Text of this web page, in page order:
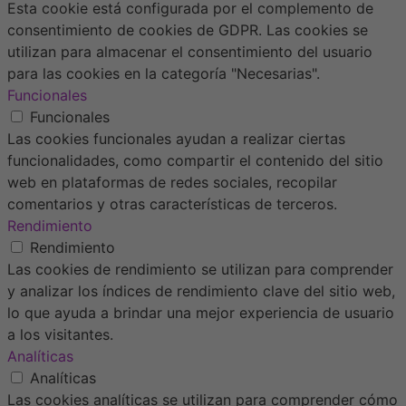
Esta cookie está configurada por el complemento de
consentimiento de cookies de GDPR. Las cookies se
utilizan para almacenar el consentimiento del usuario
para las cookies en la categoría "Necesarias".
Funcionales
Funcionales
Las cookies funcionales ayudan a realizar ciertas
funcionalidades, como compartir el contenido del sitio
web en plataformas de redes sociales, recopilar
comentarios y otras características de terceros.
Rendimiento
Rendimiento
Las cookies de rendimiento se utilizan para comprender
y analizar los índices de rendimiento clave del sitio web,
lo que ayuda a brindar una mejor experiencia de usuario
a los visitantes.
Analíticas
Analíticas
Las cookies analíticas se utilizan para comprender cómo